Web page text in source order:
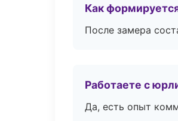
Как
После замера
Работаете с
Да, есть опыт